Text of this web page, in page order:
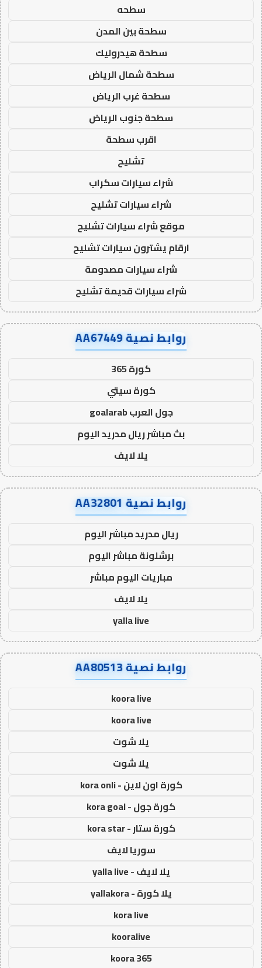
سطحه
سطحة بين المدن
سطحة هيدروليك
سطحة شمال الرياض
سطحة غرب الرياض
سطحة جنوب الرياض
اقرب سطحة
تشليح
شراء سيارات سكراب
شراء سيارات تشليح
موقع شراء سيارات تشليح
ارقام يشترون سيارات تشليح
شراء سيارات مصدومة
شراء سيارات قديمة تشليح
روابط نصية AA67449
كورة 365
كورة سيتي
جول العرب goalarab
بث مباشر ريال مدريد اليوم
يلا لايف
روابط نصية AA32801
ريال مدريد مباشر اليوم
برشلونة مباشر اليوم
مباريات اليوم مباشر
يلا لايف
yalla live
روابط نصية AA80513
koora live
koora live
يلا شوت
يلا شوت
كورة اون لاين - kora onli
كورة جول - kora goal
كورة ستار - kora star
سوريا لايف
يلا لايف - yalla live
يلا كورة - yallakora
kora live
kooralive
koora 365